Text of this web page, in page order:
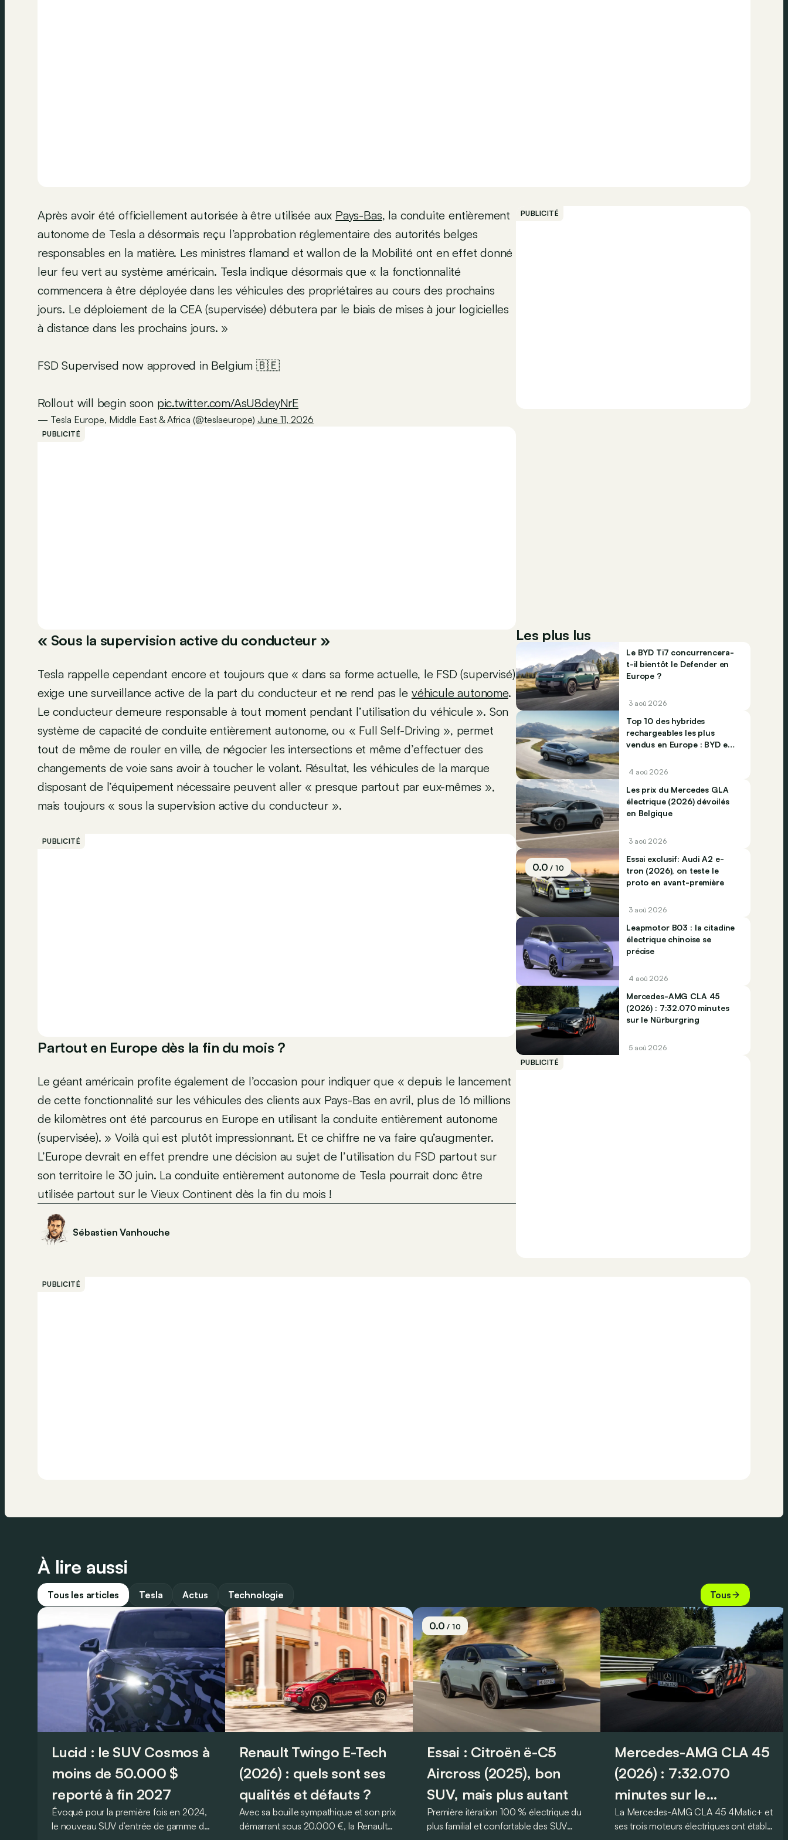
Après avoir été officiellement autorisée à être utilisée aux Pays-Bas, la conduite entièrement
autonome de Tesla a désormais reçu l’approbation réglementaire des autorités belges
responsables en la matière. Les ministres flamand et wallon de la Mobilité ont en effet donné
leur feu vert au système américain. Tesla indique désormais que « la fonctionnalité
commencera à être déployée dans les véhicules des propriétaires au cours des prochains
jours. Le déploiement de la CEA (supervisée) débutera par le biais de mises à jour logicielles
à distance dans les prochains jours. »
FSD Supervised now approved in Belgium 🇧🇪
Rollout will begin soon pic.twitter.com/AsU8deyNrE
— Tesla Europe, Middle East & Africa (@teslaeurope) June 11, 2026
PUBLICITÉ
« Sous la supervision active du conducteur »
Tesla rappelle cependant encore et toujours que « dans sa forme actuelle, le FSD (supervisé)
exige une surveillance active de la part du conducteur et ne rend pas le véhicule autonome.
Le conducteur demeure responsable à tout moment pendant l’utilisation du véhicule ». Son
système de capacité de conduite entièrement autonome, ou « Full Self-Driving », permet
tout de même de rouler en ville, de négocier les intersections et même d’effectuer des
changements de voie sans avoir à toucher le volant. Résultat, les véhicules de la marque
disposant de l’équipement nécessaire peuvent aller « presque partout par eux-mêmes »,
mais toujours « sous la supervision active du conducteur ».
PUBLICITÉ
Partout en Europe dès la fin du mois ?
Le géant américain profite également de l’occasion pour indiquer que « depuis le lancement
de cette fonctionnalité sur les véhicules des clients aux Pays-Bas en avril, plus de 16 millions
de kilomètres ont été parcourus en Europe en utilisant la conduite entièrement autonome
(supervisée). » Voilà qui est plutôt impressionnant. Et ce chiffre ne va faire qu’augmenter.
L’Europe devrait en effet prendre une décision au sujet de l’utilisation du FSD partout sur
son territoire le 30 juin. La conduite entièrement autonome de Tesla pourrait donc être
utilisée partout sur le Vieux Continent dès la fin du mois !
Sébastien Vanhouche
PUBLICITÉ
Les plus lus
Le BYD Ti7 concurrencera-
t-il bientôt le Defender en
Europe ?
3 aoû 2026
Top 10 des hybrides
rechargeables les plus
vendus en Europe : BYD et
4 aoû 2026
Les prix du Mercedes GLA
électrique (2026) dévoilés
en Belgique
3 aoû 2026
0.0/ 10
Essai exclusif: Audi A2 e-
tron (2026), on teste le
proto en avant-première
3 aoû 2026
Leapmotor B03 : la citadine
électrique chinoise se
précise
4 aoû 2026
Mercedes-AMG CLA 45
(2026) : 7:32.070 minutes
sur le Nürburgring
5 aoû 2026
PUBLICITÉ
PUBLICITÉ
À lire aussi
Tous les articles Tesla Actus Technologie Tous
Lucid : le SUV Cosmos à
moins de 50.000 $
reporté à fin 2027
Évoqué pour la première fois en 2024,
le nouveau SUV d’entrée de gamme de
Renault Twingo E-Tech
(2026) : quels sont ses
qualités et défauts ?
Avec sa bouille sympathique et son prix
démarrant sous 20.000 €, la Renault
0.0/ 10
Essai : Citroën ë-C5
Aircross (2025), bon
SUV, mais plus autant
Première itération 100 % électrique du
plus familial et confortable des SUV
Mercedes-AMG CLA 45
(2026) : 7:32.070
minutes sur le
Nürburgring
La Mercedes-AMG CLA 45 4Matic+ et
ses trois moteurs électriques ont établi